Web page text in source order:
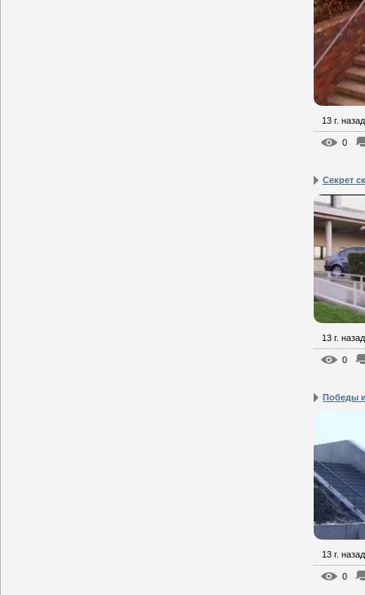
13 г. назад
0
Секрет
13 г. назад
0
Победы
13 г. назад
0